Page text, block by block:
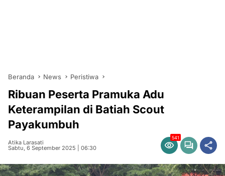
Beranda News Peristiwa
Ribuan Peserta Pramuka Adu
Keterampilan di Batiah Scout
Payakumbuh
Atika Larasati
Sabtu, 6 September 2025 | 06:30
541